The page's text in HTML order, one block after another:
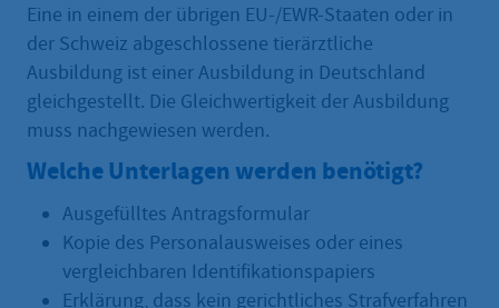
Eine in einem der übrigen EU-/EWR-Staaten oder in
der Schweiz abgeschlossene tierärztliche
Ausbildung ist einer Ausbildung in Deutschland
gleichgestellt. Die Gleichwertigkeit der Ausbildung
muss nachgewiesen werden.
Welche Unterlagen werden benötigt?
Ausgefülltes Antragsformular
Kopie des Personalausweises oder eines
vergleichbaren Identifikationspapiers
Erklärung, dass kein gerichtliches Strafverfahren